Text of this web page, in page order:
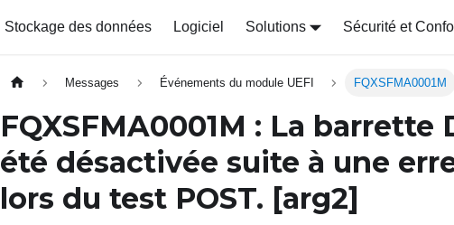
Stockage des données Logiciel Solutions Sécurité et
Messages Événements du module UEFI FQXSFMA0001M
FQXSFMA0001M : La barrette
été désactivée suite à une
lors du test POST. [arg2]